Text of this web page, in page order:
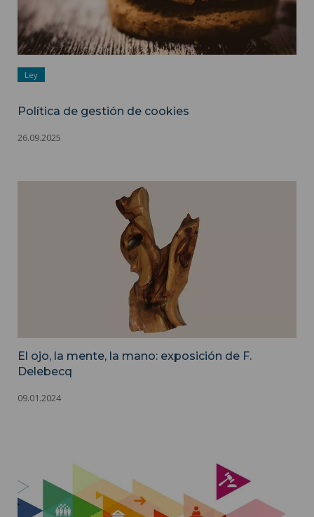
Ley
Política de gestión de cookies
26.09.2025
El ojo, la mente, la mano: exposición de F.
Delebecq
09.01.2024
Visuel l'illustrant l'institut d'Études Judiciaire (IEJ) - Service
communication ISH